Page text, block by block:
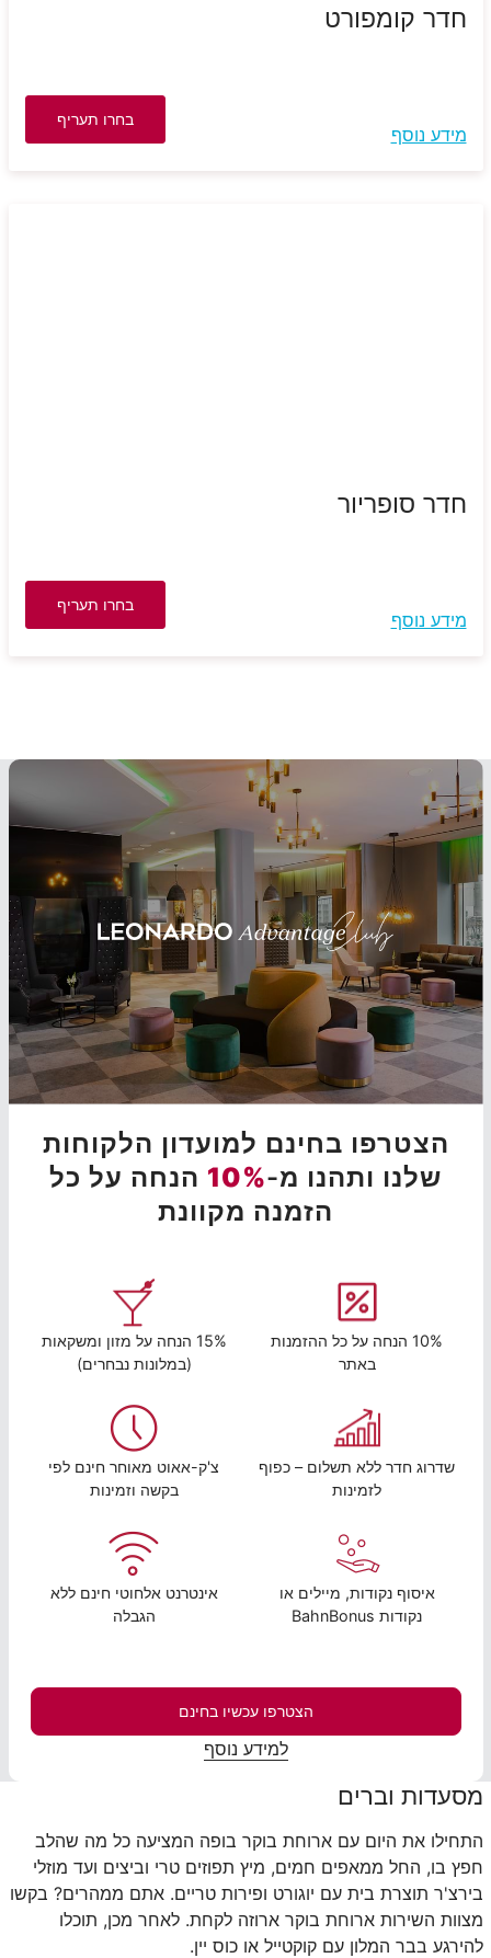
חדר קומפורט
מידע נוסף
בחרו תעריף
חדר סופריור
מידע נוסף
בחרו תעריף
הצטרפו בחינם למועדון הלקוחות
שלנו ותהנו מ-10% הנחה על כל
הזמנה מקוונת
10% הנחה על כל ההזמנות
באתר
15% הנחה על מזון ומשקאות
(במלונות נבחרים)
שדרוג חדר ללא תשלום – כפוף
לזמינות
צ'ק-אאוט מאוחר חינם לפי
בקשה וזמינות
איסוף נקודות, מיילים או
נקודות BahnBonus
אינטרנט אלחוטי חינם ללא
הגבלה
הצטרפו עכשיו בחינם
למידע נוסף
מסעדות וברים
התחילו את היום עם ארוחת בוקר בופה המציעה כל מה שהלב
חפץ בו, החל ממאפים חמים, מיץ תפוזים טרי וביצים ועד מוזלי
בירצ'ר תוצרת בית עם יוגורט ופירות טריים. אתם ממהרים? בקשו
מצוות השירות ארוחת בוקר ארוזה לקחת. לאחר מכן, תוכלו
להירגע בבר המלון עם קוקטייל או כוס יין.